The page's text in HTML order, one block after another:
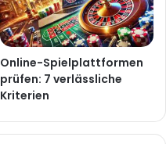
Online-Spielplattformen
prüfen: 7 verlässliche
Kriterien